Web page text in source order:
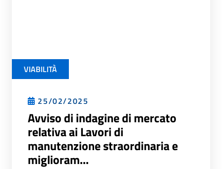
VIABILITÀ
25/02/2025
Avviso di indagine di mercato
relativa ai Lavori di
manutenzione straordinaria e
miglioram...